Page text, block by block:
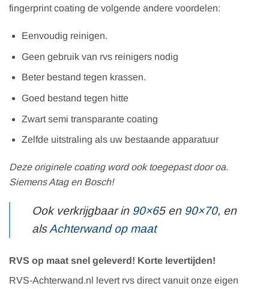
fingerprint coating de volgende andere voordelen:
Eenvoudig reinigen.
Geen gebruik van rvs reinigers nodig
Beter bestand tegen krassen.
Goed bestand tegen hitte
Zwart semi transparante coating
Zelfde uitstraling als uw bestaande apparatuur
Deze originele coating word ook toegepast door oa.
Siemens Atag en Bosch!
Ook verkrijgbaar in 90×65 en 90×70, en
alsAchterwand op maat
RVS op maat snel geleverd! Korte levertijden!
RVS-Achterwand.nl levert rvs direct vanuit onze eigen